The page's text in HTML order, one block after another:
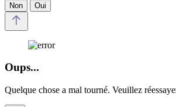
Non Oui
Oups...
Quelque chose a mal tourné. Veuillez